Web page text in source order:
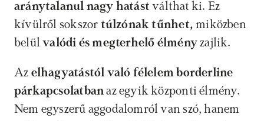
aránytalanul nagy hatást válthat ki. Ez
kívülről sokszor túlzónak tűnhet, miközben
belül valódi és megterhelő élmény zajlik.
Az elhagyatástól való félelem borderline
párkapcsolatban az egyik központi élmény.
Nem egyszerű aggodalomról van szó, hanem